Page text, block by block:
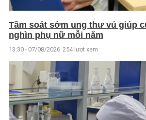
Tầm soát sớm ung thư vú giúp
nghìn phụ nữ mỗi năm
13:30 - 07/08/2026 254 lượt xem